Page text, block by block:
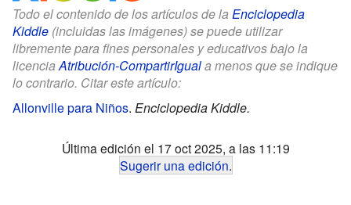
Todo el contenido de los artículos de la Enciclopedia
Kiddle (incluidas las imágenes) se puede utilizar
libremente para fines personales y educativos bajo la
licenciaAtribución-CompartirIguala menos que se indique
lo contrario. Citar este artículo:
Allonville para Niños. Enciclopedia Kiddle.
Última edición el 17 oct 2025, a las 11:19
Sugerir una edición.